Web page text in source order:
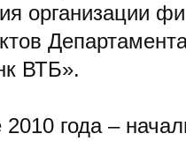
организации
ВТБ».
года –